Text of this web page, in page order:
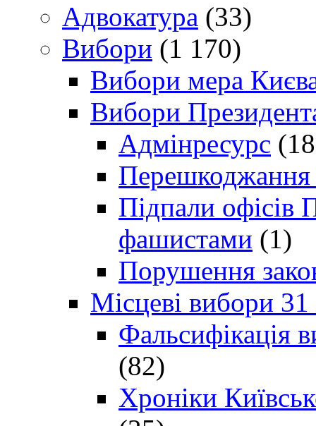
Адвокатура (33)
Вибори (1 170)
Вибори мера
Вибори
Адмінресурс
Перешкоджання
Підпали офісів
фашистами (1)
Порушення
Місцеві вибори
Фальсифікація
(82)
Хроніки